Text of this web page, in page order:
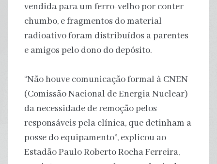
vendida para um ferro-velho por conter
chumbo, e fragmentos do material
radioativo foram distribuídos a parentes
e amigos pelo dono do depósito.
“Não houve comunicação formal à CNEN
(Comissão Nacional de Energia Nuclear)
da necessidade de remoção pelos
responsáveis pela clínica, que detinham a
posse do equipamento”, explicou ao
Estadão Paulo Roberto Rocha Ferreira,